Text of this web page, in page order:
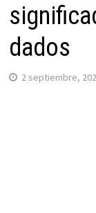
dados
2 septiembre,